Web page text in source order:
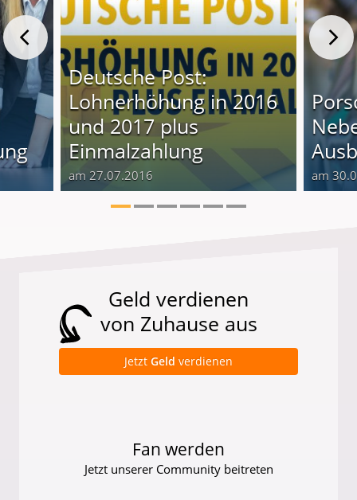
Deutsche Post:
Lohnerhöhung in 2016
und 2017 plus
Einmalzahlung
am 27.07.2016 am
Geld verdienen
von Zuhause aus
Jetzt Geld verdienen
Fan werden
Jetzt unserer Community beitreten